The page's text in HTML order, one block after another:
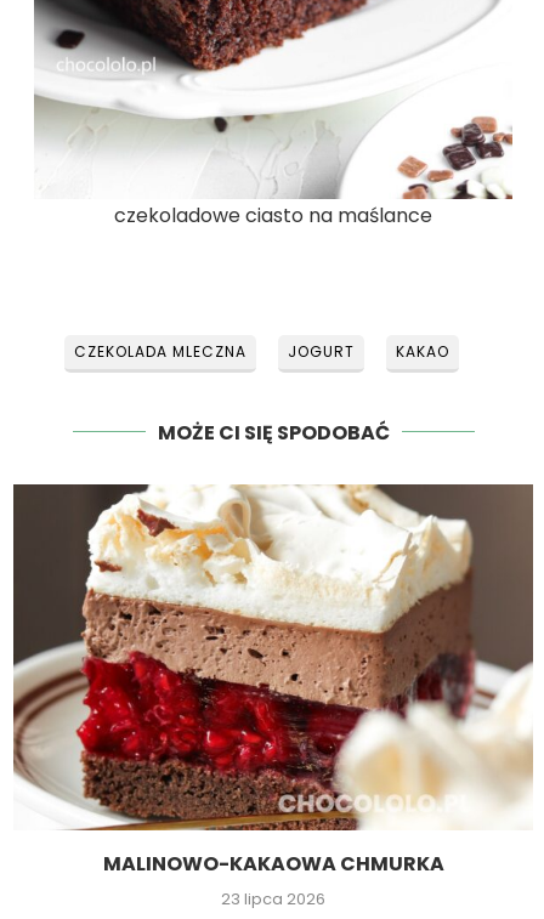
czekoladowe ciasto na maślance
CZEKOLADA MLECZNA JOGURT KAKAO
MOŻE CI SIĘ SPODOBAĆ
MALINOWO-KAKAOWA CHMURKA
23 lipca 2026